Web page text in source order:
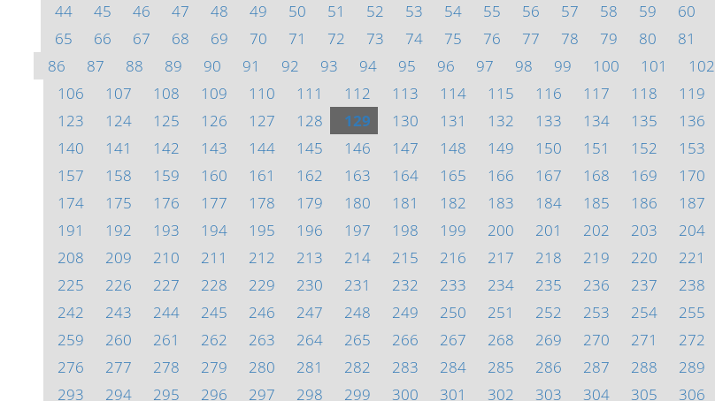
44
45 46 47 48 49 50 51 52 53 54 55 56 57 58 59 60
65
66 67 68 69 70 71 72 73 74 75 76 77 78 79 80 81
86
87 88 89 90 91 92 93 94 95 96 97 98 99 100 101 102
106
107 108 109 110 111 112 113 114 115 116 117 118 119
123
124 125 126 127 128 129 130 131 132 133 134 135 136
140
141 142 143 144 145 146 147 148 149 150 151 152 153
157
158 159 160 161 162 163 164 165 166 167 168 169 170
174
175 176 177 178 179 180 181 182 183 184 185 186 187
191
192 193 194 195 196 197 198 199 200 201 202 203 204
208
209 210 211 212 213 214 215 216 217 218 219 220 221
225
226 227 228 229 230 231 232 233 234 235 236 237 238
242
243 244 245 246 247 248 249 250 251 252 253 254 255
259
260 261 262 263 264 265 266 267 268 269 270 271 272
276
277 278 279 280 281 282 283 284 285 286 287 288 289
293
294 295 296 297 298 299 300 301 302 303 304 305 306